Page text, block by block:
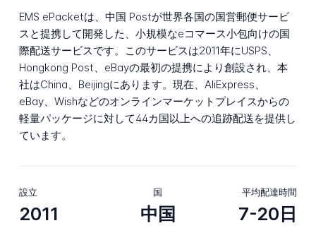
EMS ePacketは、中国 Postが世界各国の国営郵便サービ
スと提携して開発した、小規模なeコマース小包向けの国
際配送サービスです。このサービスは2011年にUSPS、
Hongkong Post、eBayの最初の提携により創設され、本
社はChina、Beijingにあります。現在、AliExpress、
eBay、Wishなどのオンラインマーケットプレイスからの
軽量パッケージに対して44カ国以上への追跡配送を提供し
ています。
設立
2011
国
中国
平均配達時間
7-20日